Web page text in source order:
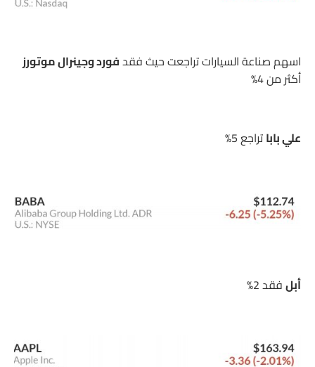
اسهم صناعة السيارات تراجعت حيث فقدفورد وجينرال موتورز
أكثر من 4%
علي باباتراجع 5%
أبلفقد 2%